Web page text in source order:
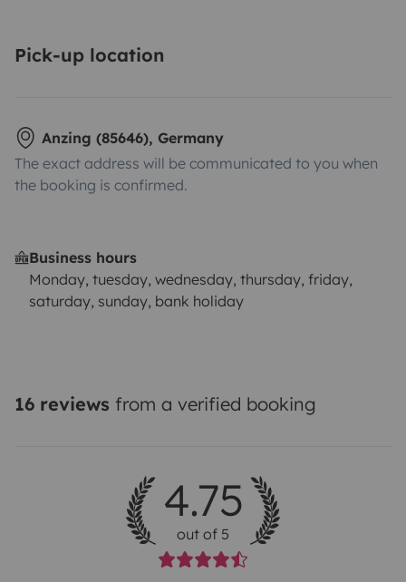
Pick-up location
Anzing (85646), Germany
The exact address will be communicated to you when
the booking is confirmed.
Business hours
Monday, tuesday, wednesday, thursday, friday,
saturday, sunday, bank holiday
16 reviews from a verified booking
4.75
out of 5